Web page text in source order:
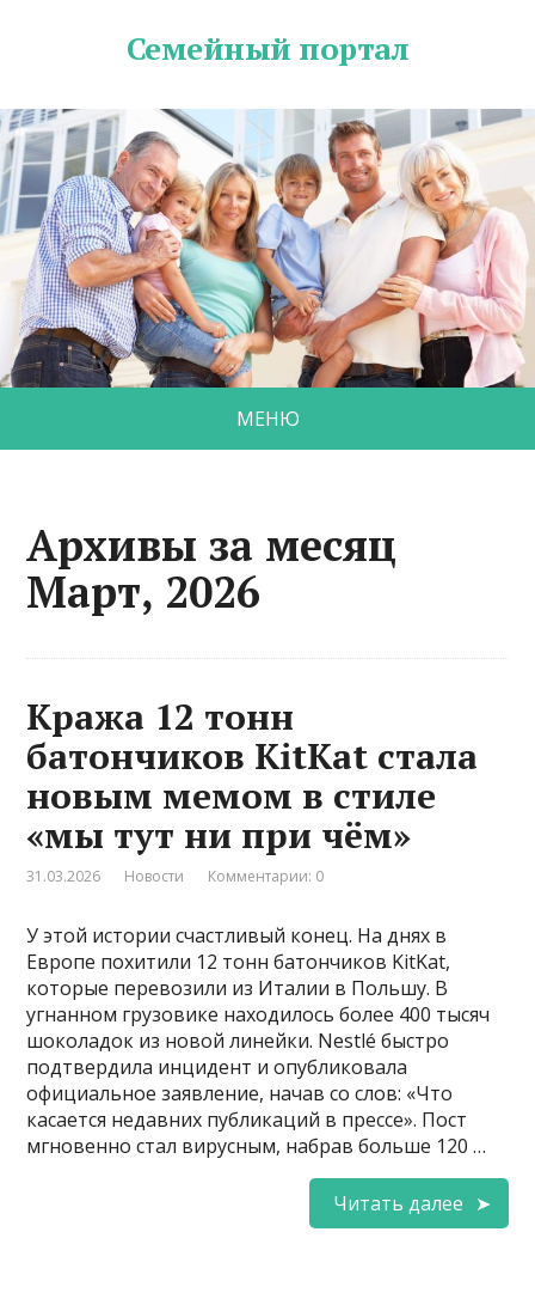
Семейный портал
МЕНЮ
Архивы за месяц
Март, 2026
Кража 12 тонн
батончиков KitKat стала
новым мемом в стиле
«мы тут ни при чём»
31.03.2026 Новости Комментарии: 0
У этой истории счастливый конец. На днях в
Европе похитили 12 тонн батончиков KitKat,
которые перевозили из Италии в Польшу. В
угнанном грузовике находилось более 400 тысяч
шоколадок из новой линейки. Nestlé быстро
подтвердила инцидент и опубликовала
официальное заявление, начав со слов: «Что
касается недавних публикаций в прессе». Пост
мгновенно стал вирусным, набрав больше 120 …
Читать далее